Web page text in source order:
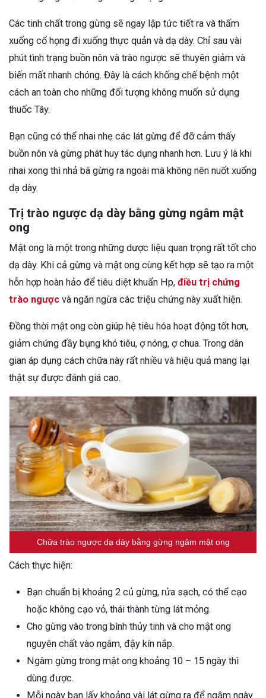
Các tinh chất trong gừng sẽ ngay lập tức tiết ra và thấm
xuống cổ họng đi xuống thực quản và dạ dày. Chỉ sau vài
phút tình trạng buồn nôn và trào ngược sẽ thuyên giảm và
biến mất nhanh chóng. Đây là cách khống chế bệnh một
cách an toàn cho những đối tượng không muốn sử dụng
thuốc Tây.
Bạn cũng có thể nhai nhẹ các lát gừng để đỡ cảm thấy
buồn nôn và gừng phát huy tác dụng nhanh hơn. Lưu ý là khi
nhai xong thì nhả bã gừng ra ngoài mà không nên nuốt xuống
dạ dày.
Trị trào ngược dạ dày bằng gừng ngâm mật
ong
Mật ong là một trong những dược liệu quan trọng rất tốt cho
dạ dày. Khi cả gừng và mật ong cùng kết hợp sẽ tạo ra một
hỗn hợp hoàn hảo để tiêu diệt khuẩn Hp, điều trị chứng
trào ngược và ngăn ngừa các triệu chứng này xuất hiện.
Đồng thời mật ong còn giúp hệ tiêu hóa hoạt động tốt hơn,
giảm chứng đầy bụng khó tiêu, ợ nóng, ợ chua. Trong dân
gian áp dụng cách chữa này rất nhiều và hiệu quả mang lại
thật sự được đánh giá cao.
Chữa trào ngược dạ dày bằng gừng ngâm mật ong
Cách thực hiện:
Bạn chuẩn bị khoảng 2 củ gừng, rửa sạch, có thể cạo
hoặc không cạo vỏ, thái thành từng lát mỏng.
Cho gừng vào trong bình thủy tinh và cho mật ong
nguyên chất vào ngâm, đậy kín nắp.
Ngâm gừng trong mật ong khoảng 10 – 15 ngày thì
dùng được.
Mỗi ngày bạn lấy khoảng vài lát gừng ra để ngậm ngày